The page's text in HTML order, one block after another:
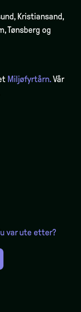
Kristiansand,
Tønsberg og
Miljøfyrtårn.Vår
var ute etter?